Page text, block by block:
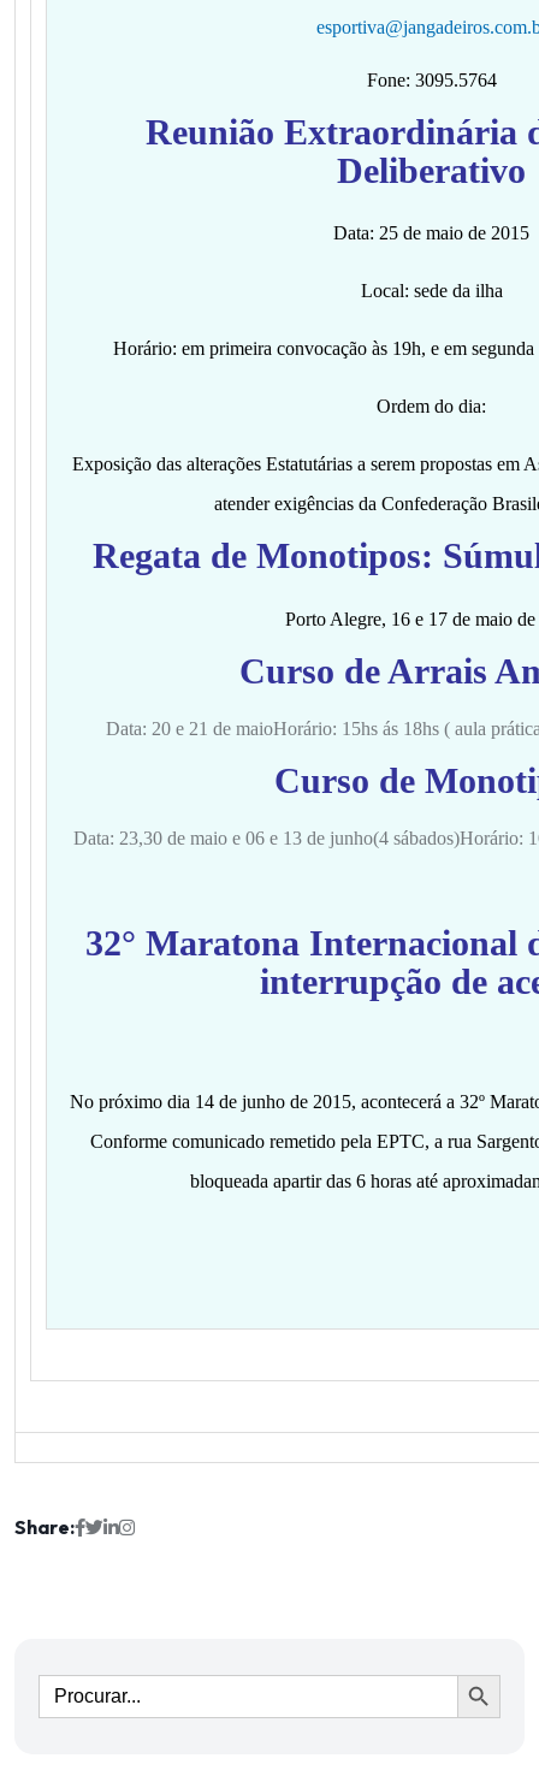
Fone: 3095.5764
Reunião Extraordinária
Deliberativo
Data: 25 de maio de 2015
Local: sede da ilha
Horário: em primeira convocação às 19h, e em
Ordem do dia:
Exposição das alterações Estatutárias a serem propostas em
atender exigências da Confederação
Regata de Monotipos:
Porto Alegre, 16 e 17 de maio
Curso de Arrais
Data: 20 e 21 de maioHorário: 15hs ás 18hs ( aula
Curso de
Data: 23,30 de maio e 06 e 13 de junho(4 sábados)Horário:
32° Maratona Internacional
interrupção de
No próximo dia 14 de junho de 2015, acontecerá a 32º
Conforme comunicado remetido pela EPTC, a rua
bloqueada apartir das 6 horas até
Share:
Ir